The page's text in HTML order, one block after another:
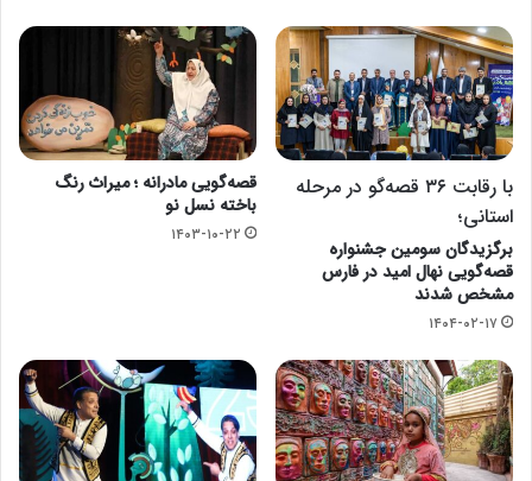
با رقابت ۳۶ قصه‌گو در مرحله
استانی؛
برگزیدگان سومین جشنواره
قصه‌گویی نهال امید در فارس
مشخص شدند
۱۴۰۴-۰۲-۱۷
قصه‌گویی مادرانه ؛ میراث رنگ
باخته نسل نو
۱۴۰۳-۱۰-۲۲